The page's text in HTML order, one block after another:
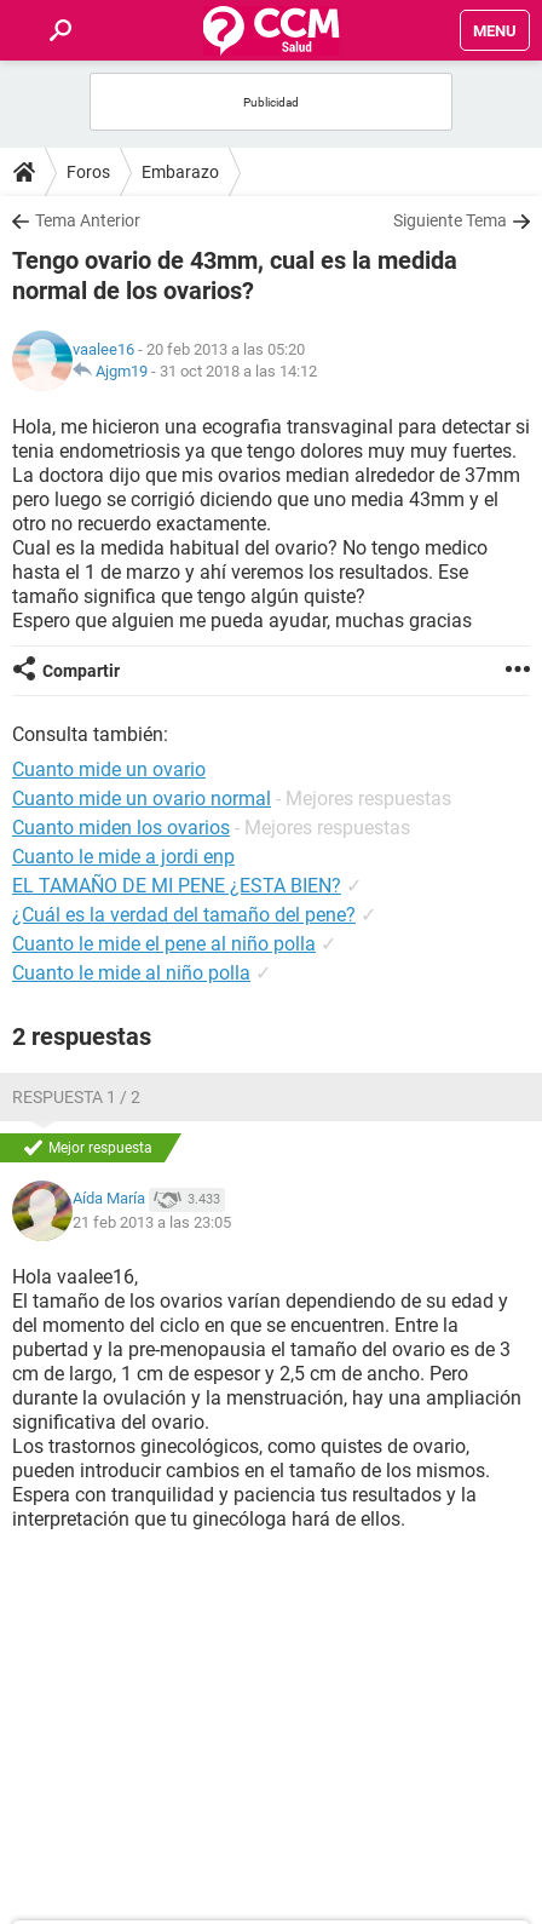
MENU
FOROS
SALUD
FAMILIA
NUTRICIÓN
SEXUALIDAD
GLOSARIO
Foros Embarazo
Tema Anterior Siguiente Tema
Tengo ovario de 43mm, cual es la medida
normal de los ovarios?
vaalee16 - 20 feb 2013 a las 05:20
Ajgm19 - 31 oct 2018 a las 14:12
Hola, me hicieron una ecografia transvaginal para detectar si
tenia endometriosis ya que tengo dolores muy muy fuertes.
La doctora dijo que mis ovarios median alrededor de 37mm
pero luego se corrigió diciendo que uno media 43mm y el
otro no recuerdo exactamente.
Cual es la medida habitual del ovario? No tengo medico
hasta el 1 de marzo y ahí veremos los resultados. Ese
tamaño significa que tengo algún quiste?
Espero que alguien me pueda ayudar, muchas gracias
Compartir
Consulta también:
Cuanto mide un ovario
Cuanto mide un ovario normal - Mejores respuestas
Cuanto miden los ovarios - Mejores respuestas
Cuanto le mide a jordi enp
EL TAMAÑO DE MI PENE ¿ESTA BIEN? ✓
¿Cuál es la verdad del tamaño del pene? ✓
Cuanto le mide el pene al niño polla ✓
Cuanto le mide al niño polla ✓
2 respuestas
RESPUESTA 1 / 2
Mejor respuesta
Aída María 3.433
21 feb 2013 a las 23:05
Hola vaalee16,
El tamaño de los ovarios varían dependiendo de su edad y
del momento del ciclo en que se encuentren. Entre la
pubertad y la pre-menopausia el tamaño del ovario es de 3
cm de largo, 1 cm de espesor y 2,5 cm de ancho. Pero
durante la ovulación y la menstruación, hay una ampliación
significativa del ovario.
Los trastornos ginecológicos, como quistes de ovario,
pueden introducir cambios en el tamaño de los mismos.
Espera con tranquilidad y paciencia tus resultados y la
interpretación que tu ginecóloga hará de ellos.